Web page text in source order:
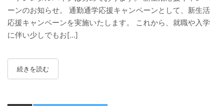
ーンのお知らせ。 通勤通学応援キャンペーンとして、新生活
応援キャンペーンを実施いたします。 これから、就職や入学
に伴い少しでもお[...]
続きを読む